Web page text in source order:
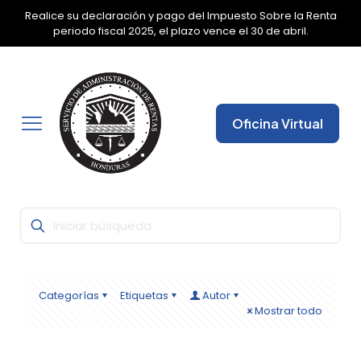
Realice su declaración y pago del Impuesto Sobre la Renta
periodo fiscal 2025, el plazo vence el 30 de abril.
✕
Oficina Virtual
Categorías Etiquetas
Autor
Mostrar todo